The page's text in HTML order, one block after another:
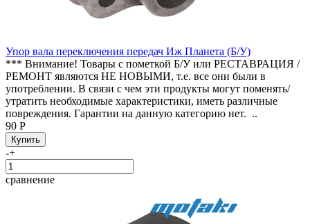
Упор вала переключения передач Иж Планета (Б/У)
*** Внимание! Товары с пометкой Б/У или РЕСТАВРАЦИЯ /
РЕМОНТ являются НЕ НОВЫМИ, т.е. все они были в
употреблении. В связи с чем эти продукты могут поменять/
утратить необходимые характеристики, иметь различные
повреждения. Гарантии на данную категорию нет. ..
90 Р
-+
сравнение